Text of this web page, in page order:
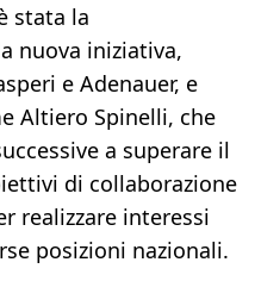
stata la
nuova iniziativa,
e Adenauer, e
Altiero Spinelli, che
a superare il
di collaborazione
realizzare interessi
posizioni nazionali.